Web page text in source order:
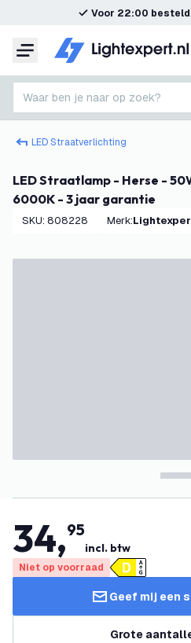
Voor 22:00 besteld
Menu
Waar ben je naar op zoek?
LED Straatverlichting
LED Straatlamp - Herse - 50W - IP66 - 128 Lm/W -
6000K - 3 jaar garantie
SKU: 808228 Merk:
34,95
incl. btw
Niet op voorraad
Geef mij een
Grote